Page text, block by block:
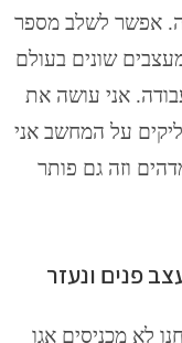
אפשר לשלב מספר
שונים בעולם
אני עושה את
על המחשב אני
וזה גם פותר
פנים ונעזר
לא מכניסים אגו